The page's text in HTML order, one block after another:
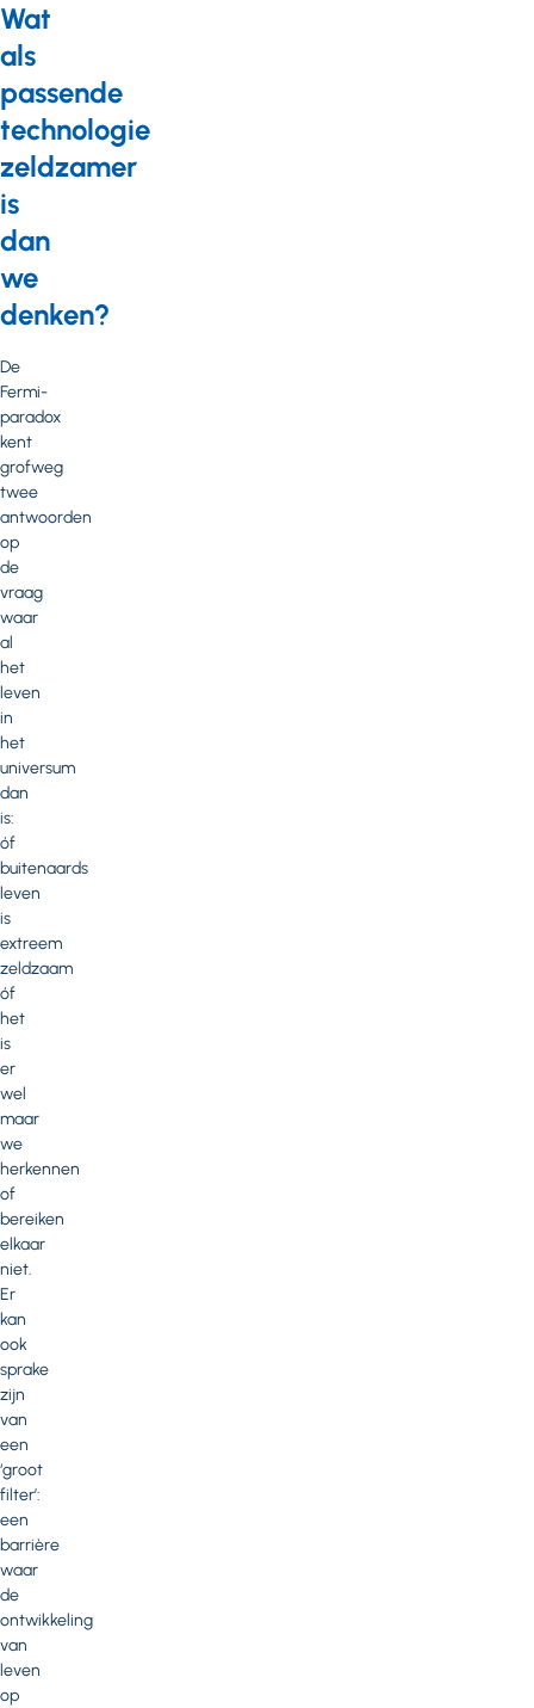
Wat
als
passende
technologie
zeldzamer
is
dan
we
denken?
De
Fermi-
paradox
kent
grofweg
twee
antwoorden
op
de
vraag
waar
al
het
leven
in
het
universum
dan
is:
óf
buitenaards
leven
is
extreem
zeldzaam
óf
het
is
er
wel
maar
we
herkennen
of
bereiken
elkaar
niet.
Er
kan
ook
sprake
zijn
van
een
‘groot
filter’:
een
barrière
waar
de
ontwikkeling
van
leven
op